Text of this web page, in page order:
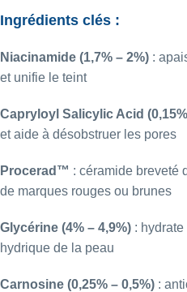
Ingrédients clés :
Niacinamide (1,7% – 2%) :
et unifie le teint
Capryloyl Salicylic Acid
et aide à désobstruer les pores
Procerad™ : céramide breveté
de marques rouges ou brunes
Glycérine (4% – 4,9%) :
hydrique de la peau
Carnosine (0,25% – 0,5%) :